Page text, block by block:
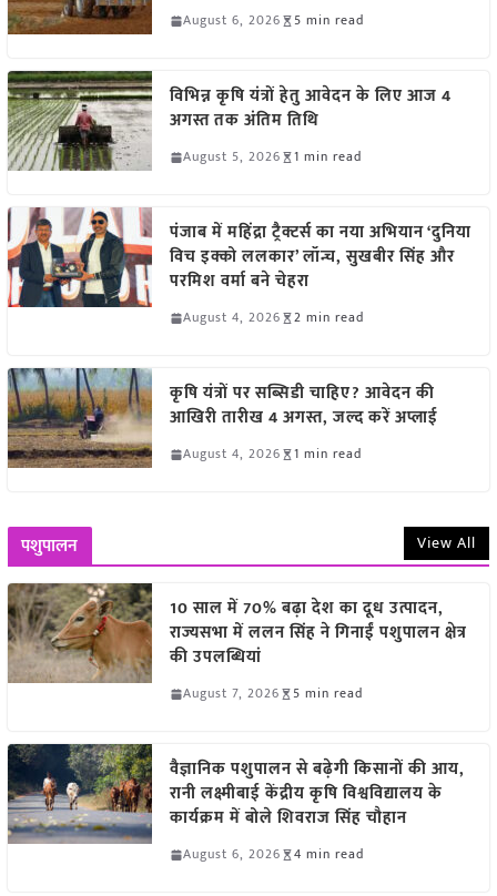
August 6, 2026 5 min read
विभिन्न कृषि यंत्रों हेतु आवेदन के लिए आज 4
अगस्त तक अंतिम तिथि
August 5, 2026 1 min read
पंजाब में महिंद्रा ट्रैक्टर्स का नया अभियान ‘दुनिया
विच इक्को ललकार’ लॉन्च, सुखबीर सिंह और
परमिश वर्मा बने चेहरा
August 4, 2026 2 min read
कृषि यंत्रों पर सब्सिडी चाहिए? आवेदन की
आखिरी तारीख 4 अगस्त, जल्द करें अप्लाई
August 4, 2026 1 min read
पशुपालन View All
10 साल में 70% बढ़ा देश का दूध उत्पादन,
राज्यसभा में ललन सिंह ने गिनाईं पशुपालन क्षेत्र
की उपलब्धियां
August 7, 2026 5 min read
वैज्ञानिक पशुपालन से बढ़ेगी किसानों की आय,
रानी लक्ष्मीबाई केंद्रीय कृषि विश्वविद्यालय के
कार्यक्रम में बोले शिवराज सिंह चौहान
August 6, 2026 4 min read